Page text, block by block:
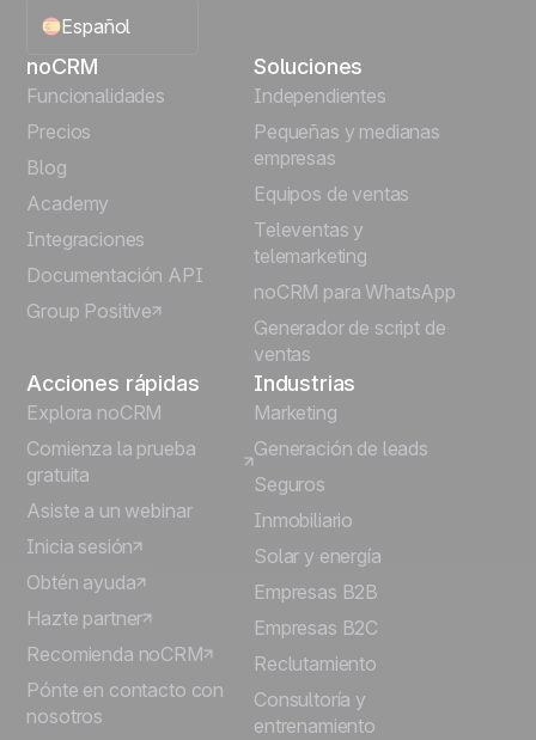
Español
English
Português
Italiano
Deutsch
noCRM
Funcionalidades
Precios
Blog
Academy
Integraciones
Documentación API
Group Positive
Soluciones
Independientes
Pequeñas y medianas
empresas
Equipos de ventas
Televentas y
telemarketing
noCRM para WhatsApp
Generador de script de
ventas
Acciones rápidas
Explora noCRM
Comienza la prueba
gratuita
Asiste a un webinar
Inicia sesión
Obtén ayuda
Hazte partner
Recomienda noCRM
Pónte en contacto con
nosotros
Industrias
Marketing
Generación de leads
Seguros
Inmobiliario
Solar y energía
Empresas B2B
Empresas B2C
Reclutamiento
Consultoría y
entrenamiento